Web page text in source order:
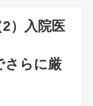
）入院医
さらに厳